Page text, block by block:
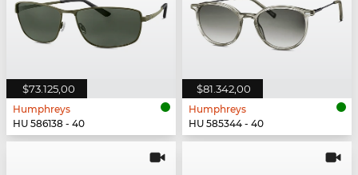
$73.125,00
Humphreys
HU 586138 - 40
$81.342,00
Humphreys
HU 585344 - 40